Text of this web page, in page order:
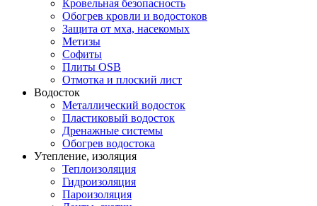
Кровельная безопасность
Обогрев кровли и водостоков
Защита от мха, насекомых
Метизы
Софиты
Плиты OSB
Отмотка и плоский лист
Водосток
Металлический водосток
Пластиковый водосток
Дренажные системы
Обогрев водостока
Утепление, изоляция
Теплоизоляция
Гидроизоляция
Пароизоляция